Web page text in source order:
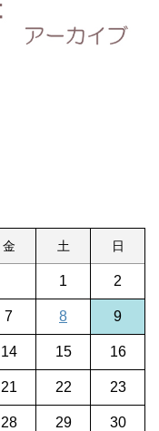
金 土 日
1 2
7 8 9
14 15 16
21 22 23
28 29 30